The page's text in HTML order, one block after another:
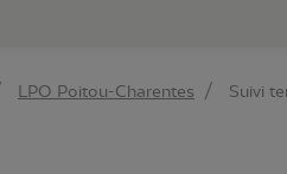
LPO Poitou-Charentes Suivi